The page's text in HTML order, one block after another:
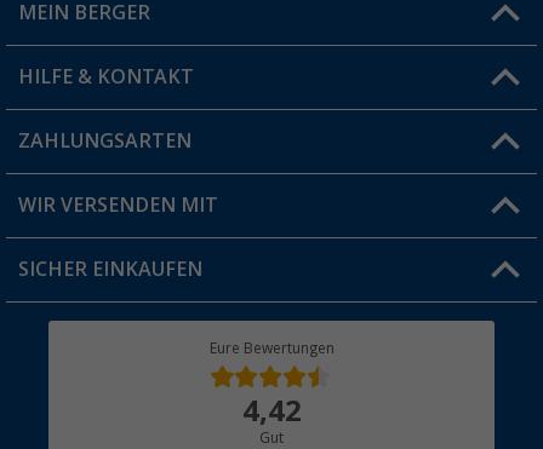
Filiale finden
MEIN BERGER
Vorteilskarte
Blog
Jobs & Karriere
HILFE & KONTAKT
FAQ & Kontakt
Versandinformationen
Rücksendung
ZAHLUNGSARTEN
WIR VERSENDEN MIT
SICHER EINKAUFEN
Eure Bewertungen
4,42
Gut